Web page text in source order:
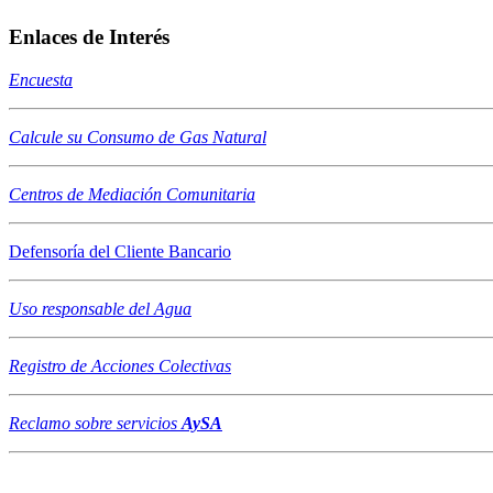
Enlaces de Interés
Encuesta
Calcule su Consumo de Gas Natural
Centros de Mediación Comunitaria
Defensoría del Cliente Bancario
Uso responsable del Agua
Registro de Acciones Colectivas
Reclamo sobre servicios AySA